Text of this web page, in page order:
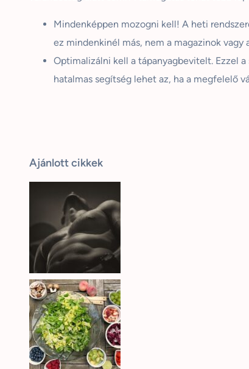
Mindenképpen mozogni kell! A heti
ez mindenkinél más, nem a magazinok
Optimalizálni kell a tápanyagbevitelt. Ezzel
hatalmas segítség lehet az, ha a megfelelő
Ajánlott cikkek